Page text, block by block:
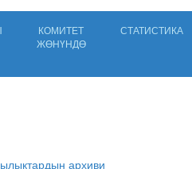
КОМИТЕТ
ЖӨНҮНДӨ
СТАТИСТИКА
архиви